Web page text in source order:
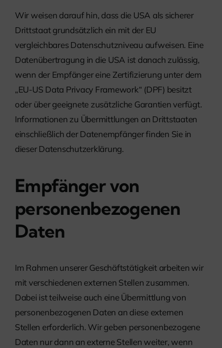
Wir weisen darauf hin, dass die USA als sicherer
Drittstaat grundsätzlich ein mit der EU
vergleichbares Datenschutzniveau aufweisen. Eine
Datenübertragung in die USA ist danach zulässig,
wenn der Empfänger eine Zertifizierung unter dem
„EU-US Data Privacy Framework“ (DPF) besitzt
oder über geeignete zusätzliche Garantien verfügt.
Informationen zu Übermittlungen an Drittstaaten
einschließlich der Datenempfänger finden Sie in
dieser Datenschutzerklärung.
Empfänger von
personenbezogenen
Daten
Im Rahmen unserer Geschäftstätigkeit arbeiten wir
mit verschiedenen externen Stellen zusammen.
Dabei ist teilweise auch eine Übermittlung von
personenbezogenen Daten an diese externen
Stellen erforderlich. Wir geben personenbezogene
Daten nur dann an externe Stellen weiter, wenn